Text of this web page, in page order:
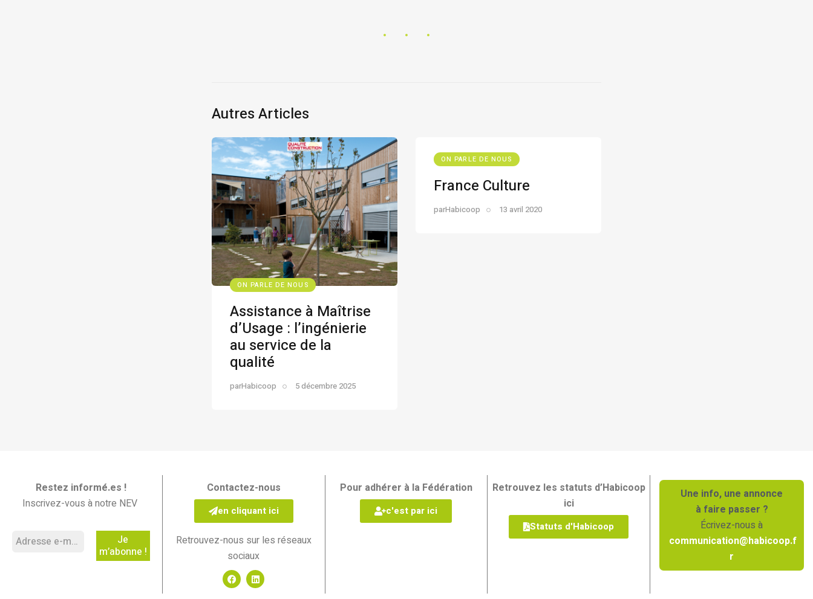
Autres Articles
ON PARLE DE NOUS
Assistance à Maîtrise
d’Usage : l’ingénierie
au service de la
qualité
parHabicoop 5 décembre 2025
ON PARLE DE NOUS
France Culture
parHabicoop 13 avril 2020
Restez informé.es !
Inscrivez-vous à notre NEV
Contactez-nous
en cliquant ici
Retrouvez-nous sur les réseaux
sociaux
Pour adhérer à la Fédération
c'est par ici
Retrouvez les statuts d’Habicoop
ici
Statuts d'Habicoop
Une info, une annonce
à faire passer ?
Écrivez-nous à
communication@habicoop.f
r